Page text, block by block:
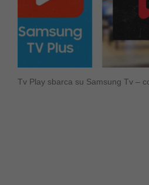
Tv Play sbarca su Samsung Tv –